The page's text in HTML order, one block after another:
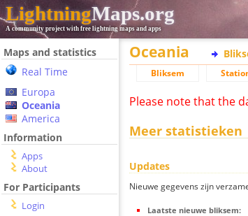
LightningMaps.org
A community project with free lightning maps and apps
Maps and statistics
Real Time
Europa
Oceania
America
Information
Apps
About
For Participants
Login
Oceania
Bliksem
Please note that the
Meer statistieken
Updates
Nieuwe gegevens zijn
Laatste nieuwe bliksem: